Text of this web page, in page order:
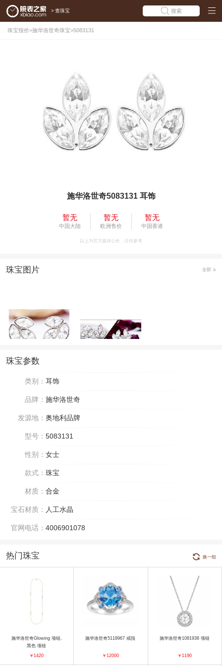
> 查珠宝 搜索
珠宝报价>施华洛世奇珠宝>5083131
施华洛世奇5083131 耳饰
暂无
中国大陆
暂无
欧洲售价
暂无
中国香港
以上为官方媒体公价，仅供参考
珠宝图片 全部
珠宝参数
类别： 耳饰
品牌： 施华洛世奇
发源地： 奥地利品牌
型号： 5083131
性别： 女士
款式： 珠宝
材质： 合金
宝石材质： 人工水晶
官网电话： 4006901078
热门珠宝 换一组
施华洛世奇Glowing 项链,
黑色 项链
￥1420
施华洛世奇5118967 戒指
￥12000
施华洛世奇1081938 项链
￥1190